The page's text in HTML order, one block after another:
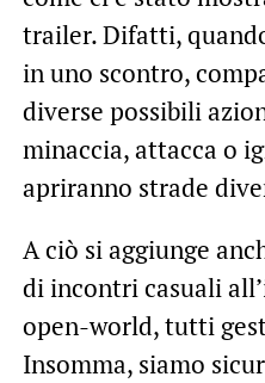
trailer. Difatti,
in uno scontro,
diverse possibili
minaccia, attacca o
apriranno strade
A ciò si aggiunge
di incontri casuali
open-world, tutti
Insomma, siamo